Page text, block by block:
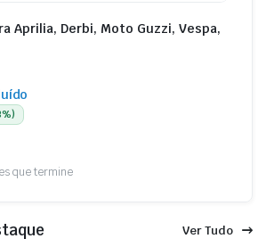
Aprilia, Derbi, Moto Guzzi, Vespa,
que termine
Ver Tudo